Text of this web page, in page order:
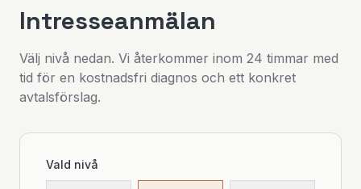
Intresseanmälan
Välj nivå nedan. Vi återkommer inom 24 timmar med
tid för en kostnadsfri diagnos och ett konkret
avtalsförslag.
Vald nivå